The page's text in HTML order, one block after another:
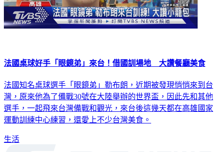
法國桌球好手「眼鏡弟」來台！借國訓場地 大讚餐廳美食
法國知名桌球選手「眼鏡弟」勒布朗，近期被發現悄悄來到台
灣，原來他為了備戰30號在大陸舉辦的世界盃，因此先和其他
選手，一起飛來台灣備戰和觀光，來台後這幾天都在高雄國家
運動訓練中心練習，還愛上不少台灣美食。
生活